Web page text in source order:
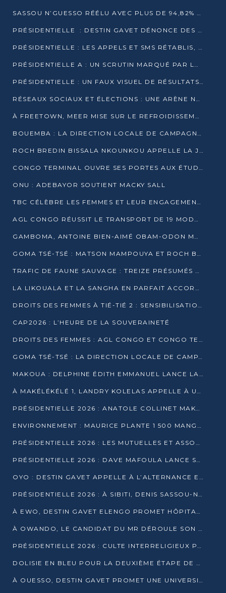
SASSOU N’GUESSO RÉÉLU AVEC PLUS DE 94,82% DES VOIX
PRÉSIDENTIELLE : DESTIN GAVET DÉNONCE DES IRRÉGULARITÉS ET REVENDIQUE LA VICTOIRE
PRÉSIDENTIELLE : LES APPELS ET SMS RÉTABLIS, INTERNET RESTE BLOQUÉ
PRÉSIDENTIELLE A : UN SCRUTIN MARQUÉ PAR LA COUPURE D’INTERNET ET UNE AFFLUENCE TIMIDE À BRAZZAVILLE
PRÉSIDENTIELLE : UN FAUX VISUEL DE RÉSULTATS CIRCULE
RÉSEAUX SOCIAUX ET ÉLECTIONS : UNE ARÈNE NUMÉRIQUE EN PLEINE MUTATION AU CONGO
À FREETOWN, MEER MISE SUR LE REFROIDISSEMENT PASSIF FACE À LA CHALEUR EXTRÊME
BOUEMBA : LA DIRECTION LOCALE DE CAMPAGNE DE DENIS SASSOU N’GUESSO MULTIPLIE LES ACTIVITÉS DE MOBILISATION
ROCH BREDIN BISSALA NKOUNKOU APPELLE LA JEUNESSE DE GOMA TSÉ-TSÉ À UN VOTE MASSIF POUR DENIS SASSOU NGUESSO
CONGO TERMINAL OUVRE SES PORTES AUX ÉTUDIANTS EN TRANSPORT ET LOGISTIQUE
ONU : ADEBAYOR SOUTIENT MACKY SALL
TBC CÉLÈBRE LES FEMMES ET LEUR ENGAGEMENT À L’OCCASION DU 8 MARS
AGL CONGO RÉUSSIT LE TRANSPORT DE 19 MODULES HORS GABARIT ENTRE POINTE-NOIRE ET BRAZZAVILLE
GAMBOMA, ANTOINE BIEN-AIMÉ OBAM-ODON MOBILISE LES 32 148 ÉLECTEURS EN FAVEUR DE DENIS SASSOU NGUESSO
GOMA TSÉ-TSÉ : MATSON MAMPOUYA ET ROCH BREDIN BISSALA NKOUNKOU EN CAMPAGNE DE PROXIMITÉ
TRAFIC DE FAUNE SAUVAGE : TREIZE PRÉSUMÉS TRAFIQUANTS INTERPELLÉS AU CONGO EN 2025
LA LIKOUALA ET LA SANGHA EN PARFAIT ACCORD AVEC LE PROJET DE SOCIÉTÉ DU CANDIDAT DENIS SASSOU-N’GUESSO
DROITS DES FEMMES À TIÉ-TIÉ 2 : SENSIBILISATION ET PÉDAGOGIE SUR LE DROIT DE VOTE
CAP2026 : L’HEURE DE LA SOUVERAINETÉ
DROITS DES FEMMES : AGL CONGO ET CONGO TERMINAL METTENT EN AVANT LE LEADERSHIP FÉMININ
GOMA TSÉ-TSÉ : LA DIRECTION LOCALE DE CAMPAGNE INTENSIFIE LA SENSIBILISATION DANS LES VILLAGES
MAKOUA : DELPHINE ÉDITH EMMANUEL LANCE LA CAMPAGNE POUR DENIS SASSOU-N’GUESSO
À MAKÉLÉKÉLÉ 1, LANDRY KOLELAS APPELLE À UNE MOBILISATION MASSIVE EN FAVEUR DE DENIS SASSOU-N’GUESSO
PRÉSIDENTIELLE 2026 : ANATOLE COLLINET MAKOSSO DÉFEND LE PROJET DE SOCIÉTÉ DE DENIS SASSOU NGUESSO
ENVIRONNEMENT : MAURICE PLANTE 1 500 MANGROVES POUR HONORER WANGARI MAATHAI
PRÉSIDENTIELLE 2026 : LES MUTUELLES ET ASSOCIATIONS S’IMPLIQUENT DANS LA CAMPAGNE ÉLECTORALE À TIÉ-TIÉ 2 (POINTE-NOIRE)
PRÉSIDENTIELLE 2026 : DAVE MAFOULA LANCE SA « VAGUE DU NOUVEAU DÉPART » À IMPFONDO
OYO : DESTIN GAVET APPELLE À L’ALTERNANCE ET À LA RESPONSABILITÉ DE LA JEUNESSE
PRÉSIDENTIELLE 2026 : À SIBITI, DENIS SASSOU-N’GUESSO PARIE SUR LES RESSOURCES DE LA LEKOUMOU
À EWO, DESTIN GAVET ELENGO PROMET HÔPITAL, CHEMIN DE FER ET AUDIT DES FINANCES PUBLIQUES
À OWANDO, LE CANDIDAT DU MR DÉROULE SON PROGRAMME DE “CHANGEMENT”
PRÉSIDENTIELLE 2026 : CULTE INTERRELIGIEUX POUR LA PAIX À OUENZÉ
DOLISIE EN BLEU POUR LA DEUXIÈME ÉTAPE DE CAMPAGNE DE DSN
À OUESSO, DESTIN GAVET PROMET UNE UNIVERSITÉ POUR LA SANGHA